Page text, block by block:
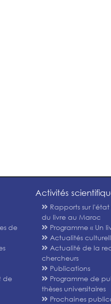
de
de
Activités
Rapports sur
du livre au Maroc
Programme « Un
Actualités
Actualité de la
chercheurs
Publications
Programme de
thèses universitaires
Prochaines